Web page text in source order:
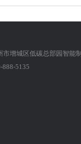
市增城区低碳总部园智能
888-5135